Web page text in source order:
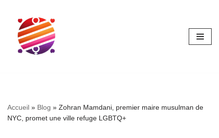
Aller
contenu
Accueil » Blog » Zohran Mamdani, premier maire musulman de
NYC, promet une ville refuge LGBTQ+